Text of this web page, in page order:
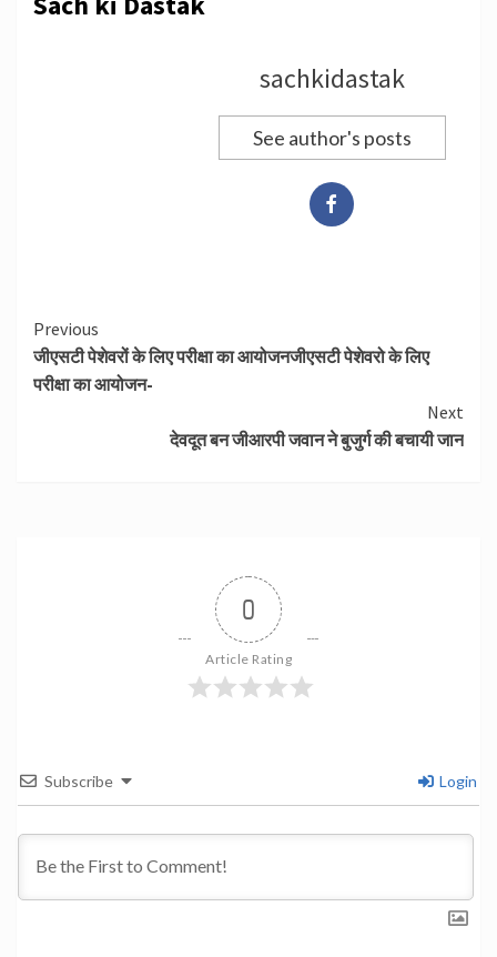
sachkidastak
See author's posts
Continue
Reading
Previous
जीएसटी पेशेवरों के लिए परीक्षा का आयोजनजीएसटी पेशेवरो के लिए
परीक्षा का आयोजन-
Next
देवदूत बन जीआरपी जवान ने बुजुर्ग की बचायी जान
0
Article Rating
Subscribe Login